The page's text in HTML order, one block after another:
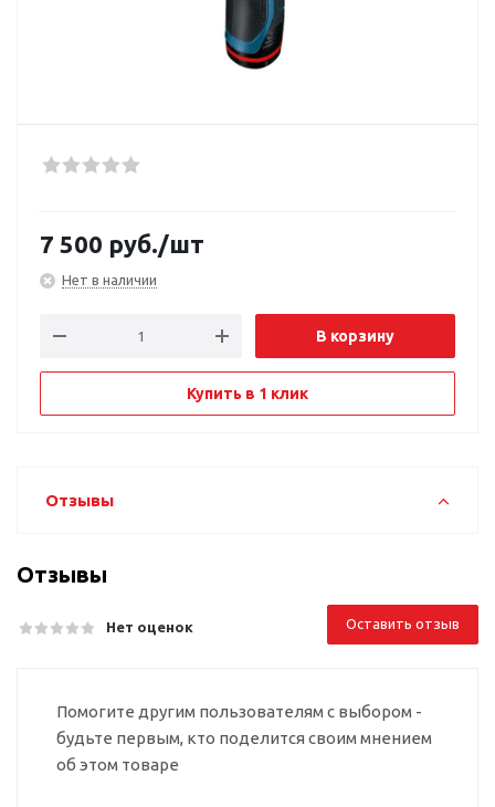
7 500 руб./шт
Нет в наличии
В корзину
Купить в 1 клик
Отзывы
Отзывы
Нет оценок Оставить отзыв
Помогите другим пользователям с выбором -
будьте первым, кто поделится своим мнением
об этом товаре